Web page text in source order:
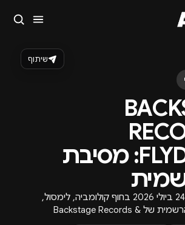
FLYDANCE: מסיבת
הצטרפו אלינו ב-24 ביולי 2026 בחוף קולומביה, לימסול,
למסיבת הקדם הרשמית של Backstage Records &
שיתוף
סגור
🎶
עיר, תאריך או שם חג.